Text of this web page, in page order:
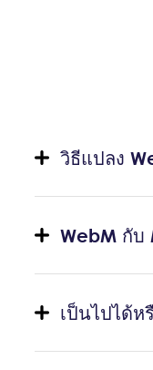
วิธีแปลง
WebM กับ
เป็นไปได้ห